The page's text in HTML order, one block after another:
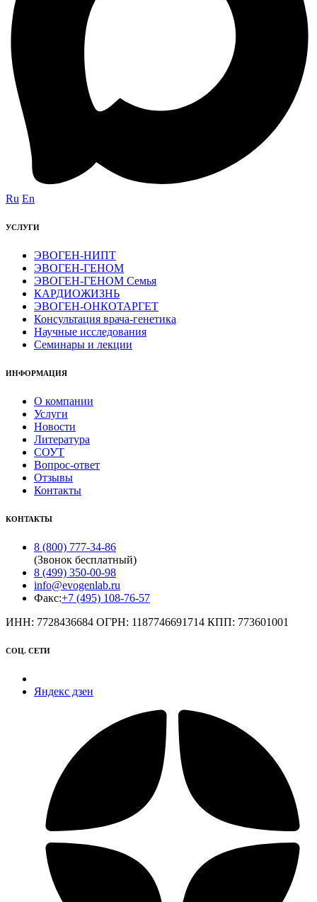
Ru En
УСЛУГИ
ЭВОГЕН-НИПТ
ЭВОГЕН-ГЕНОМ
ЭВОГЕН-ГЕНОМ Семья
КАРДИОЖИЗНЬ
ЭВОГЕН-ОНКОТАРГЕТ
Консультация врача-генетика
Научные исследования
Семинары и лекции
ИНФОРМАЦИЯ
О компании
Услуги
Новости
Литература
СОУТ
Вопрос-ответ
Отзывы
Контакты
КОНТАКТЫ
8 (800) 777-34-86
(Звонок бесплатный)
8 (499) 350-00-98
info@evogenlab.ru
Факс:+7 (495) 108-76-57
ИНН: 7728436684 ОГРН: 1187746691714 КПП: 773601001
СОЦ. СЕТИ
Яндекс дзен